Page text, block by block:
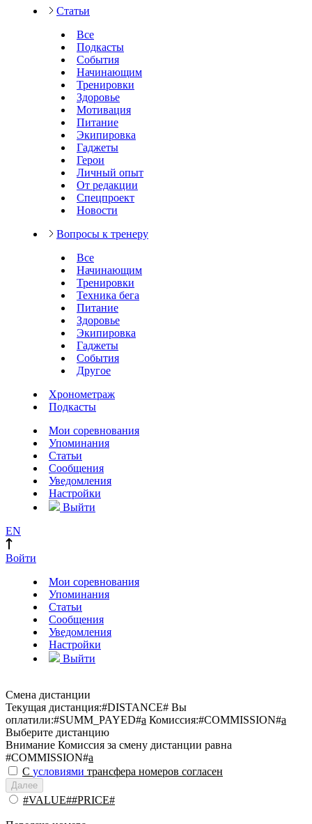
Статьи
Все
Подкасты
События
Начинающим
Тренировки
Здоровье
Мотивация
Питание
Экипировка
Гаджеты
Герои
Личный опыт
От редакции
Спецпроект
Новости
Вопросы к тренеру
Все
Начинающим
Тренировки
Техника бега
Питание
Здоровье
Экипировка
Гаджеты
События
Другое
Хронометраж
Подкасты
Мои соревнования
Упоминания
Статьи
Сообщения
Уведомления
Настройки
Выйти
EN
Войти
Мои соревнования
Упоминания
Статьи
Сообщения
Уведомления
Настройки
Выйти
Смена дистанции
Текущая дистанция:#DISTANCE# Вы
оплатили:#SUMM_PAYED#a Комиссия:#COMMISSION#a
Выберите дистанцию
Внимание Комиссия за смену дистанции равна
#COMMISSION#a
С условиями трансфера номеров согласен
Далее
#VALUE##PRICE#